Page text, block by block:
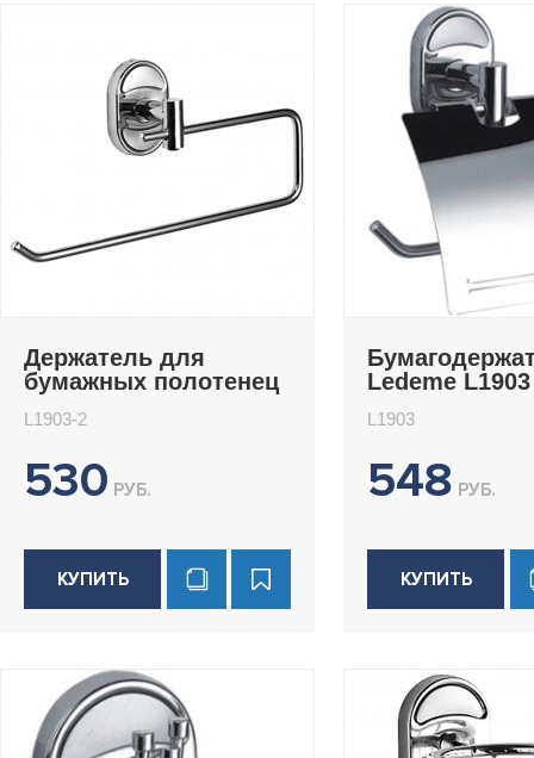
Держатель для
бумажных полотенец
L1903-2
530 РУБ.
КУПИТЬ
Ledeme L1903
L1903
548 РУБ.
КУПИТЬ